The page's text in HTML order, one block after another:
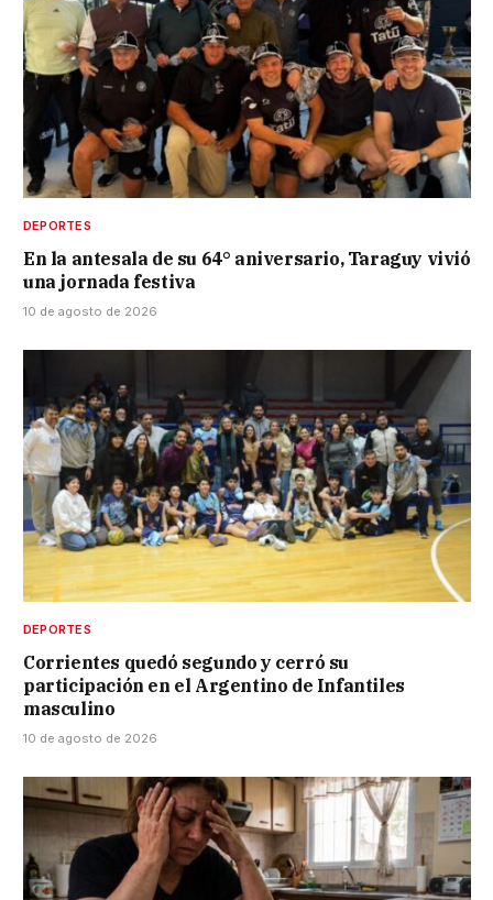
DEPORTES
En la antesala de su 64° aniversario, Taraguy vivió
una jornada festiva
10 de agosto de 2026
DEPORTES
Corrientes quedó segundo y cerró su
participación en el Argentino de Infantiles
masculino
10 de agosto de 2026